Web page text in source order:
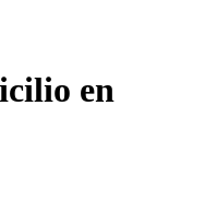
en